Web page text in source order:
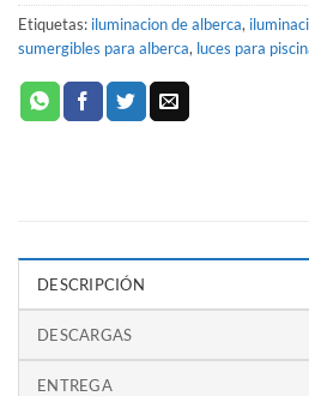
Etiquetas: iluminacion de alberca,
sumergibles para alberca, luces para
DESCRIPCIÓN
DESCARGAS
ENTREGA